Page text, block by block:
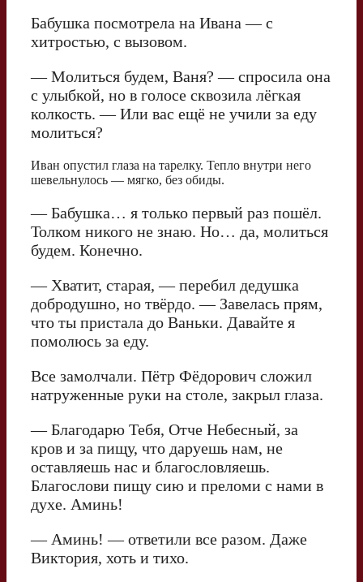
Бабушка посмотрела на Ивана — с
хитростью, с вызовом.
— Молиться будем, Ваня? — спросила она
с улыбкой, но в голосе сквозила лёгкая
колкость. — Или вас ещё не учили за еду
молиться?
Иван опустил глаза на тарелку. Тепло внутри него
шевельнулось — мягко, без обиды.
— Бабушка… я только первый раз пошёл.
Толком никого не знаю. Но… да, молиться
будем. Конечно.
— Хватит, старая, — перебил дедушка
добродушно, но твёрдо. — Завелась прям,
что ты пристала до Ваньки. Давайте я
помолюсь за еду.
Все замолчали. Пётр Фёдорович сложил
натруженные руки на столе, закрыл глаза.
— Благодарю Тебя, Отче Небесный, за
кров и за пищу, что даруешь нам, не
оставляешь нас и благословляешь.
Благослови пищу сию и преломи с нами в
духе. Аминь!
— Аминь! — ответили все разом. Даже
Виктория, хоть и тихо.